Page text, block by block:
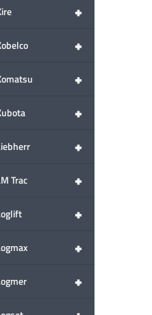
+
+
+
+
+
+
Trac
+
+
+